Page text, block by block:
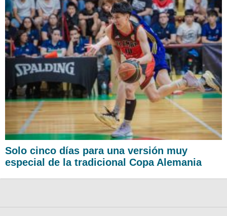
Solo cinco días para una versión muy
especial de la tradicional Copa Alemania